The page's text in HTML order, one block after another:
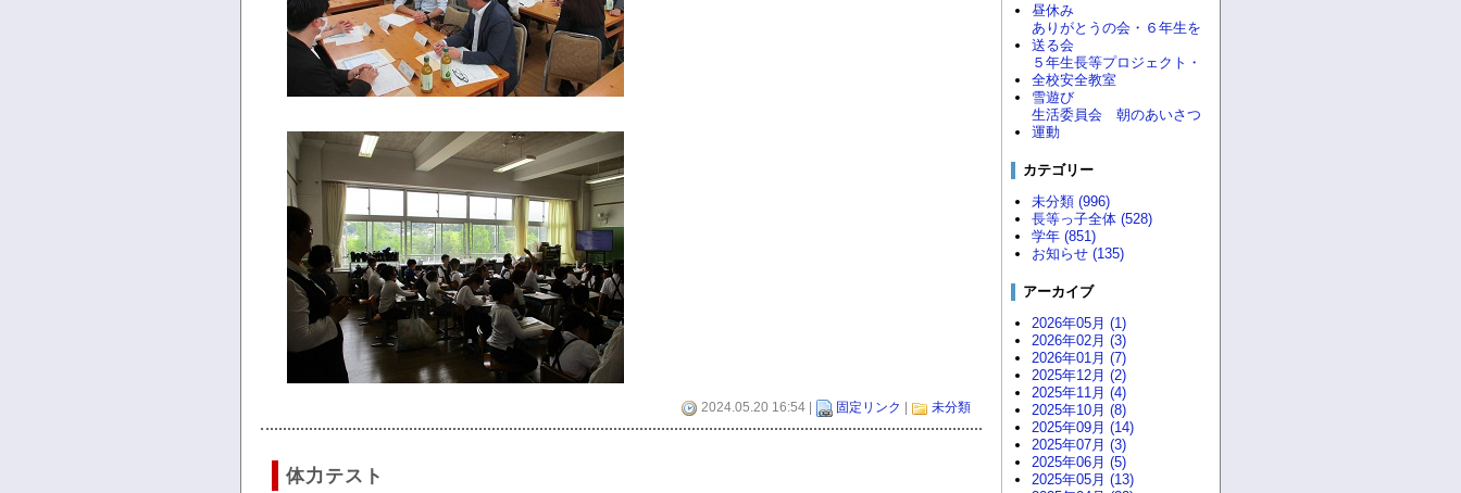
2024.05.20 16:54 | 固定リンク 未分類
体力テスト
昼休み
ありがとうの会・６年生を
送る会
５年生長等プロジェクト・
全校安全教室
雪遊び
生活委員会 朝のあいさつ
運動
カテゴリー
未分類 (996)
長等っ子全体 (528)
学年 (851)
お知らせ (135)
アーカイブ
2026年05月 (1)
2026年02月 (3)
2026年01月 (7)
2025年12月 (2)
2025年11月 (4)
2025年10月 (8)
2025年09月 (14)
2025年07月 (3)
2025年06月 (5)
2025年05月 (13)